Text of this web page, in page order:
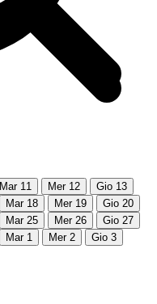
Mar 11 Mer 12 Gio 13
Mar 18 Mer 19 Gio 20
Mar 25 Mer 26 Gio 27
Mar 1 Mer 2 Gio 3